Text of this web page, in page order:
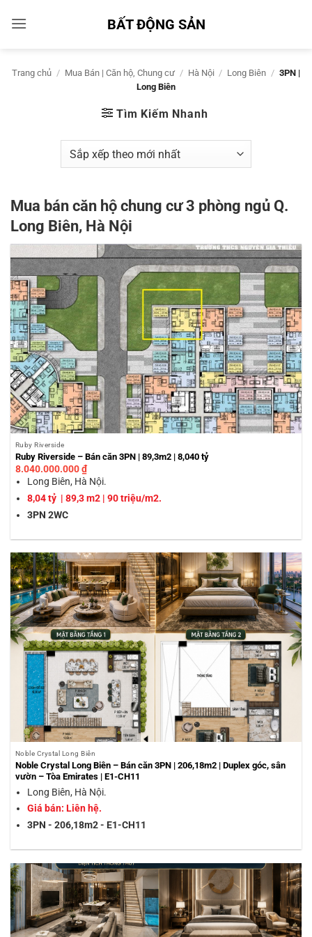
qua
BẤT ĐỘNG SẢN
Trang chủ / Mua Bán | Căn hộ, Chung cư / Hà Nội / Long Biên / 3PN |
Long Biên
Tìm Kiếm Nhanh
Mua bán căn hộ chung cư 3 phòng ngủ Q.
Long Biên, Hà Nội
Ruby Riverside
Ruby Riverside – Bán căn 3PN | 89,3m2 | 8,040 tỷ
8.040.000.000₫
Long Biên, Hà Nội.
8,04 tỷ | 89,3 m2 | 90 triệu/m2.
3PN 2WC
Noble Crystal Long Biên
Noble Crystal Long Biên – Bán căn 3PN | 206,18m2 | Duplex góc, sân
vườn – Tòa Emirates | E1-CH11
Long Biên, Hà Nội.
Giá bán: Liên hệ.
3PN - 206,18m2 - E1-CH11